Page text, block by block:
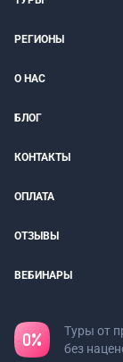
РЕГИОНЫ
О НАС
БЛОГ
КОНТАКТЫ
ОПЛАТА
ОТЗЫВЫ
ВЕБИНАРЫ
Туры от
без